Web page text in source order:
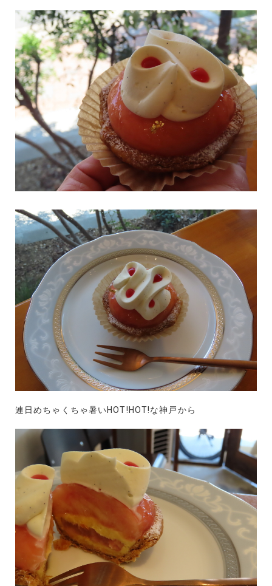
連日めちゃくちゃ暑いHOT!HOT!な神戸から